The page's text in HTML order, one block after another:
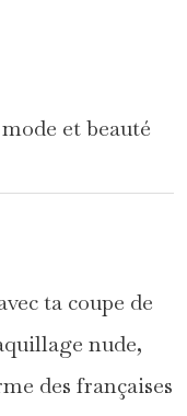
et beauté
ta coupe de
nude,
des françaises